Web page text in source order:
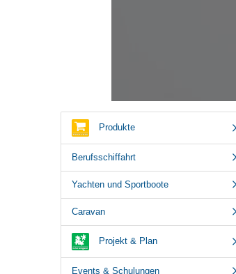
Produkte
Berufsschiffahrt
Yachten und Sportboote
Caravan
Projekt & Plan
Events & Schulungen